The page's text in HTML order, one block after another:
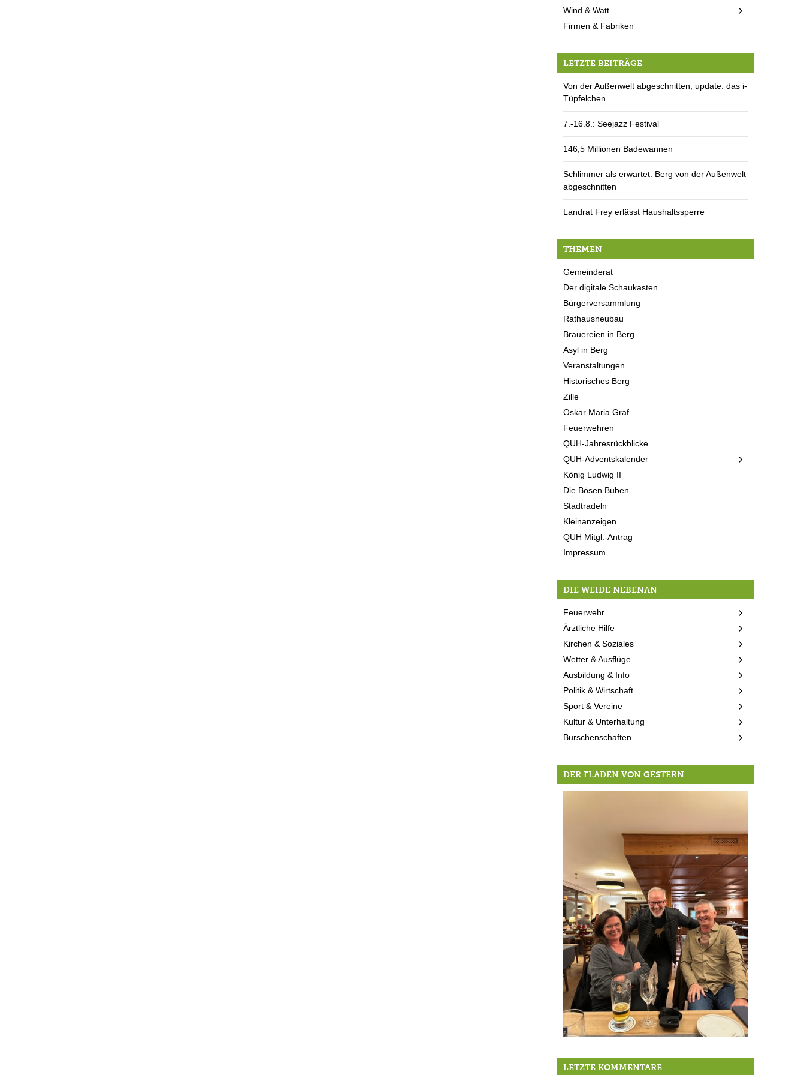
Wind & Watt
Firmen & Fabriken
LETZTE BEITRÄGE
Von der Außenwelt abgeschnitten, update: das i-
Tüpfelchen
7.-16.8.: Seejazz Festival
146,5 Millionen Badewannen
Schlimmer als erwartet: Berg von der Außenwelt
abgeschnitten
Landrat Frey erlässt Haushaltssperre
THEMEN
Gemeinderat
Der digitale Schaukasten
Bürgerversammlung
Rathausneubau
Brauereien in Berg
Asyl in Berg
Veranstaltungen
Historisches Berg
Zille
Oskar Maria Graf
Feuerwehren
QUH-Jahresrückblicke
QUH-Adventskalender
König Ludwig II
Die Bösen Buben
Stadtradeln
Kleinanzeigen
QUH Mitgl.-Antrag
Impressum
DIE WEIDE NEBENAN
Feuerwehr
Ärztliche Hilfe
Kirchen & Soziales
Wetter & Ausflüge
Ausbildung & Info
Politik & Wirtschaft
Sport & Vereine
Kultur & Unterhaltung
Burschenschaften
DER FLADEN VON GESTERN
LETZTE KOMMENTARE